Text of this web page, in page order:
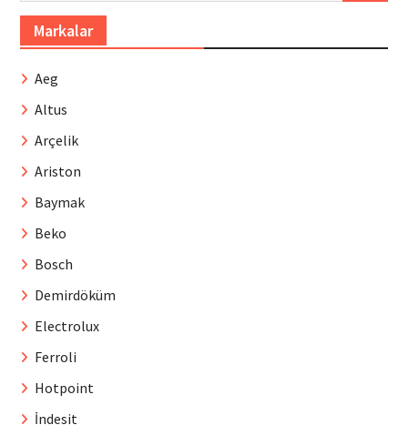
Markalar
Aeg
Altus
Arçelik
Ariston
Baymak
Beko
Bosch
Demirdöküm
Electrolux
Ferroli
Hotpoint
İndesit